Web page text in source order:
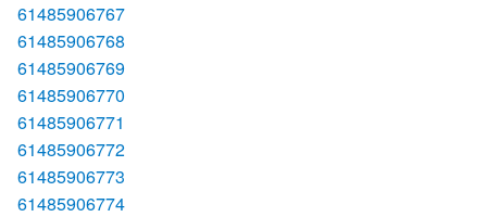
61485906767
61485906768
61485906769
61485906770
61485906771
61485906772
61485906773
61485906774